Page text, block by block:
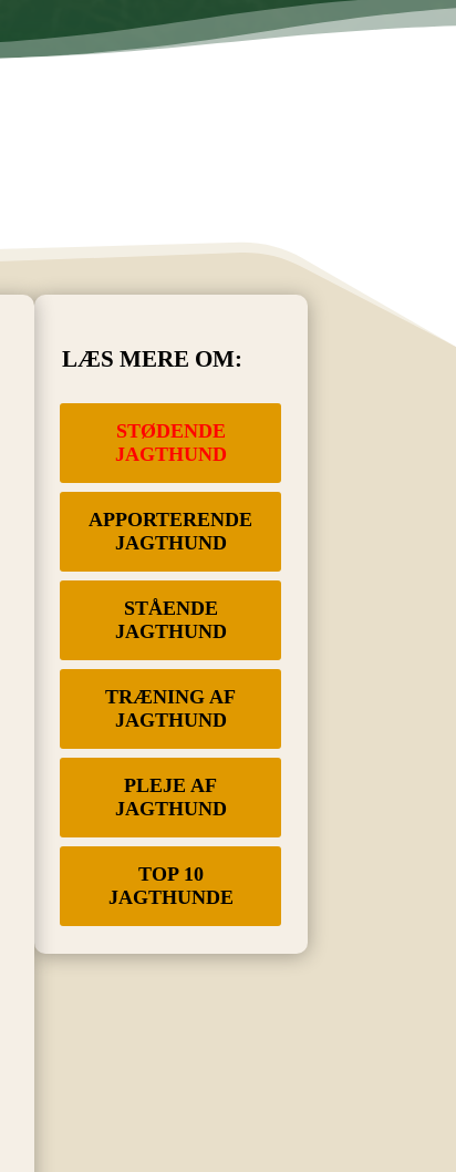
STØDENDE
JAGTHUND
APPORTERENDE
JAGTHUND
STÅENDE
JAGTHUND
TRÆNING AF
JAGTHUND
PLEJE AF
JAGTHUND
TOP 10
JAGTHUNDE
LÆS MERE OM: